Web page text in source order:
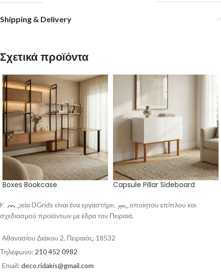
Shipping & Delivery
Σχετικά προϊόντα
Boxes Bookcase Capsule Pillar Sideboard
Η εταιρεία DGrids είναι ένα εργαστήριο χειροποίητου επίπλου και
σχεδιασμού προϊόντων με έδρα τον Πειραιά.
Αθανασίου Διάκου 2, Πειραιάς, 18532
Τηλέφωνο: 210 452 0982
Email: deco.ridakis@gmail.com